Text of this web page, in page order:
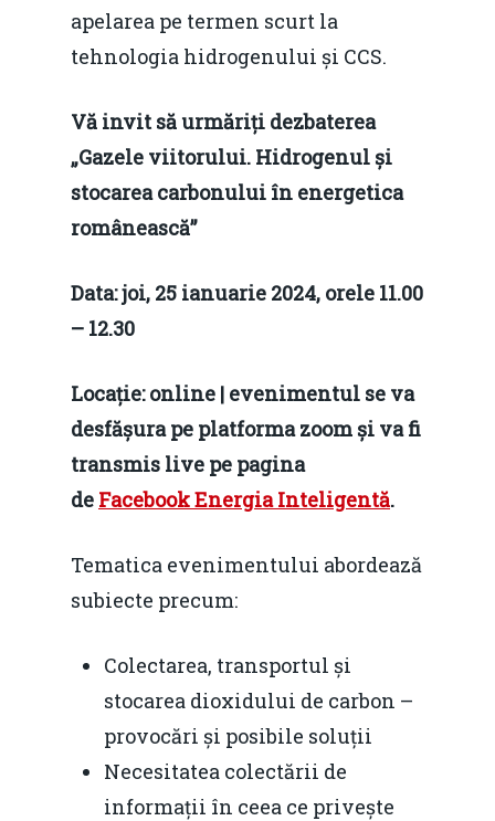
apelarea pe termen scurt la
tehnologia hidrogenului și CCS.
Vă invit să urmăriți dezbaterea
„Gazele viitorului. Hidrogenul și
stocarea carbonului în energetica
românească”
Data: joi, 25 ianuarie 2024, orele 11.00
– 12.30
Locație: online | evenimentul se va
desfășura pe platforma zoom și va fi
transmis live pe pagina
de Facebook Energia Inteligentă.
Tematica evenimentului abordează
subiecte precum:
Colectarea, transportul și
stocarea dioxidului de carbon –
provocări și posibile soluții
Necesitatea colectării de
informații în ceea ce privește